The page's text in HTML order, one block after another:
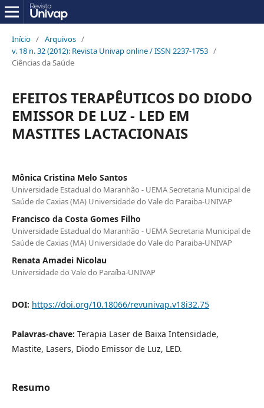
Início / Arquivos /
v. 18 n. 32 (2012): Revista Univap online / ISSN 2237-1753 /
Ciências da Saúde
EFEITOS TERAPÊUTICOS DO DIODO
EMISSOR DE LUZ - LED EM
MASTITES LACTACIONAIS
Mônica Cristina Melo Santos
Universidade Estadual do Maranhão - UEMA Secretaria Municipal de
Saúde de Caxias (MA) Universidade do Vale do Paraiba-UNIVAP
Francisco da Costa Gomes Filho
Universidade Estadual do Maranhão - UEMA Secretaria Municipal de
Saúde de Caxias (MA) Universidade do Vale do Paraiba-UNIVAP
Renata Amadei Nicolau
Universidade do Vale do Paraíba-UNIVAP
DOI: https://doi.org/10.18066/revunivap.v18i32.75
Palavras-chave: Terapia Laser de Baixa Intensidade,
Mastite, Lasers, Diodo Emissor de Luz, LED.
Resumo